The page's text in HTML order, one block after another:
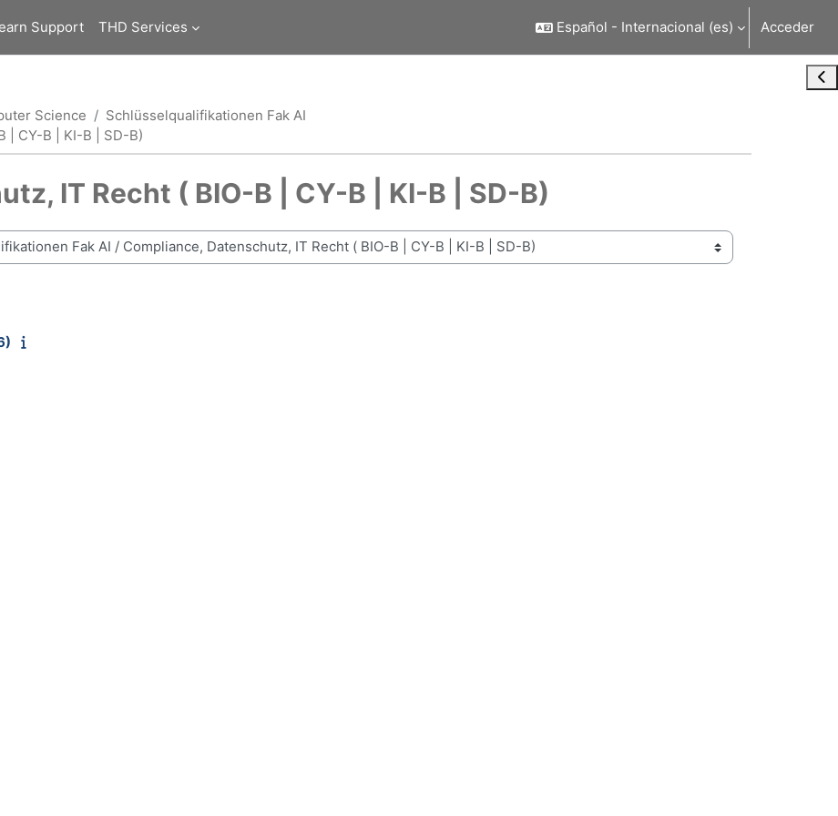
Support THD Services Español - Internacional ‎(es)‎ Acceder
Science
Schlüsselqualifikationen Fak AI
| CY-B | KI-B | SD-B)
IT Recht ( BIO-B | CY-B | KI-B | SD-B)